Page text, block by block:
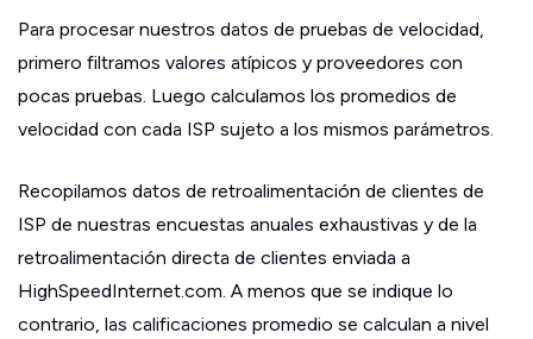
Para procesar nuestros datos de pruebas de velocidad,
primero filtramos valores atípicos y proveedores con
pocas pruebas. Luego calculamos los promedios de
velocidad con cada ISP sujeto a los mismos parámetros.
Recopilamos datos de retroalimentación de clientes de
ISP de nuestras encuestas anuales exhaustivas y de la
retroalimentación directa de clientes enviada a
HighSpeedInternet.com. A menos que se indique lo
contrario, las calificaciones promedio se calculan a nivel